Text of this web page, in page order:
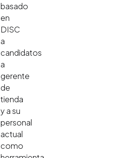
basado
en
DISC
a
candidatos
a
gerente
de
tienda
y a su
personal
actual
como